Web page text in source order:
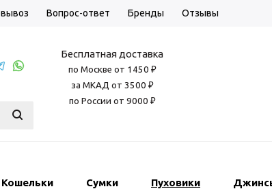
Вопрос-ответ Бренды Отзывы
Бесплатная доставка
по Москве от 1450 ₽
за МКАД от 3500 ₽
по России от 9000 ₽
Кошельки Сумки Пуховики